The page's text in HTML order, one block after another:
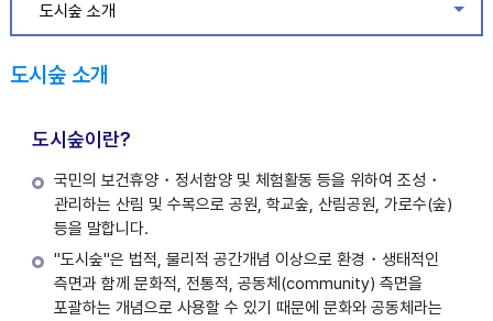
도시숲 소개
도시숲 소개
도시숲이란?
국민의 보건휴양・정서함양 및 체험활동 등을 위하여 조성・
관리하는 산림 및 수목으로 공원, 학교숲, 산림공원, 가로수(숲)
등을 말합니다.
"도시숲"은 법적, 물리적 공간개념 이상으로 환경・생태적인
측면과 함께 문화적, 전통적, 공동체(community) 측면을
포괄하는 개념으로 사용할 수 있기 때문에 문화와 공동체라는